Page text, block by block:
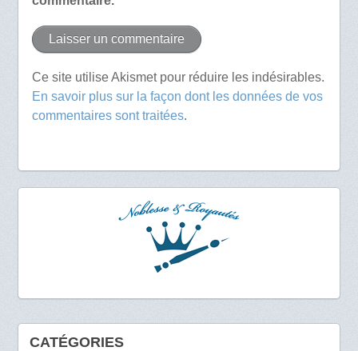
Ce site utilise Akismet pour réduire les indésirables.
En savoir plus sur la façon dont les données de vos
commentaires sont traitées.
CATÉGORIES